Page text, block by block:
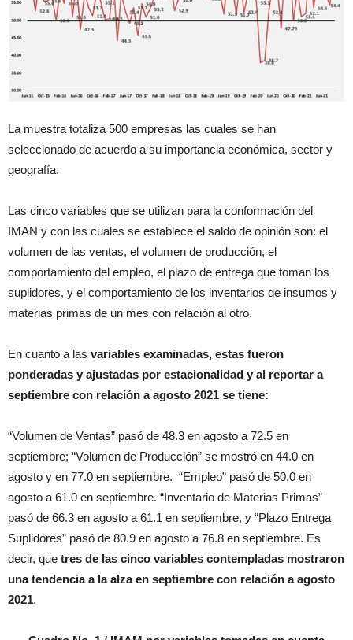
La muestra totaliza 500 empresas las cuales se han
seleccionado de acuerdo a su importancia económica, sector y
geografía.
Las cinco variables que se utilizan para la conformación del
IMAN y con las cuales se establece el saldo de opinión son: el
volumen de las ventas, el volumen de producción, el
comportamiento del empleo, el plazo de entrega que toman los
suplidores, y el comportamiento de los inventarios de insumos y
materias primas de un mes con relación al otro.
En cuanto a las variables examinadas, estas fueron
ponderadas y ajustadas por estacionalidad y al reportar a
septiembre con relación a agosto 2021 se tiene:
“Volumen de Ventas” pasó de 48.3 en agosto a 72.5 en
septiembre; “Volumen de Producción” se mostró en 44.0 en
agosto y en 77.0 en septiembre. “Empleo” pasó de 50.0 en
agosto a 61.0 en septiembre. “Inventario de Materias Primas”
pasó de 66.3 en agosto a 61.1 en septiembre, y “Plazo Entrega
Suplidores” pasó de 80.9 en agosto a 76.8 en septiembre. Es
decir, que tres de las cinco variables contempladas mostraron
una tendencia a la alza en septiembre con relación a agosto
2021.